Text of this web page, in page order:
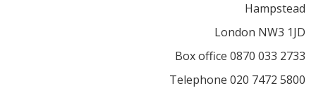
Hampstead
London NW3 1JD
Box office 0870 033 2733
Telephone 020 7472 5800